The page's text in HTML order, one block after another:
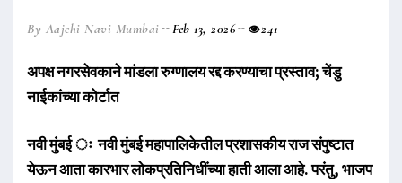
By Aajchi Navi Mumbai Feb 13, 2026 241
अपक्ष नगरसेवकाने मांडला रुग्णालय रद्द करण्याचा प्रस्ताव; चेंडु
नाईकांच्या कोर्टात
नवी मुंबई ः नवी मुंबई महापालिकेतील प्रशासकीय राज संपुष्टात
येऊन आता कारभार लोकप्रतिनिधींच्या हाती आला आहे. परंतु, भाजप